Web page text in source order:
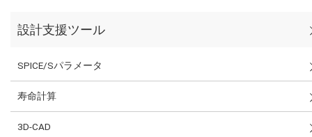
設計支援ツール
SPICE/Sパラメータ
寿命計算
3D-CAD